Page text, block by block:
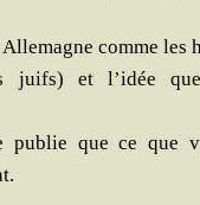
comme les
juifs) et l’idée
publie que ce que